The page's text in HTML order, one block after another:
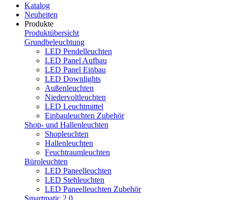
Katalog
Neuheiten
Produkte
Produktübersicht
Grundbeleuchtung
LED Pendelleuchten
LED Panel Aufbau
LED Panel Einbau
LED Downlights
Außenleuchten
Niedervoltleuchten
LED Leuchtmittel
Einbauleuchten Zubehör
Shop- und Hallenleuchten
Shopleuchten
Hallenleuchten
Feuchtraumleuchten
Büroleuchten
LED Paneelleuchten
LED Stehleuchten
LED Paneelleuchten Zubehör
Smartmatic 2.0